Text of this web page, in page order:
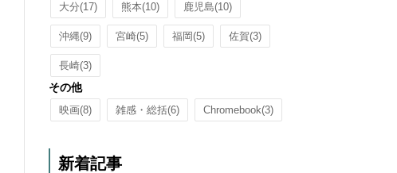
大分(17) 熊本(10) 鹿児島(10)
沖縄(9) 宮崎(5) 福岡(5) 佐賀(3)
長崎(3)
その他
映画(8) 雑感・総括(6) Chromebook(3)
新着記事